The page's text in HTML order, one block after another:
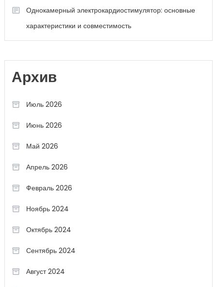
Однокамерный электрокардиостимулятор: основные
характеристики и совместимость
Архив
Июль 2026
Июнь 2026
Май 2026
Апрель 2026
Февраль 2026
Ноябрь 2024
Октябрь 2024
Сентябрь 2024
Август 2024